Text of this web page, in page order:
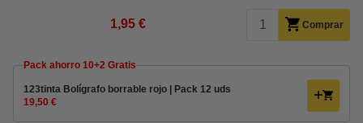
1,95 € Comprar
Pack ahorro 10+2 Gratis
123tinta Bolígrafo borrable rojo | Pack 12 uds
19,50 €